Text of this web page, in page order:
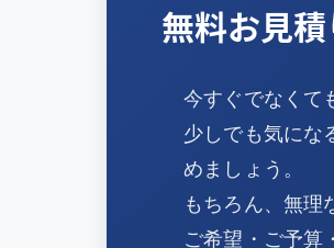
無料お見
今すぐでなくて
少しでも気にな
めましょう。
もちろん、無理
ご希望・ご予算